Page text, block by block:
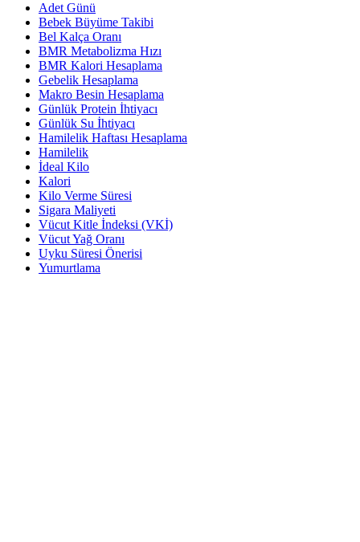
Adet Günü
Bebek Büyüme Takibi
Bel Kalça Oranı
BMR Metabolizma Hızı
BMR Kalori Hesaplama
Gebelik Hesaplama
Makro Besin Hesaplama
Günlük Protein İhtiyacı
Günlük Su İhtiyacı
Hamilelik Haftası Hesaplama
Hamilelik
İdeal Kilo
Kalori
Kilo Verme Süresi
Sigara Maliyeti
Vücut Kitle İndeksi (VKİ)
Vücut Yağ Oranı
Uyku Süresi Önerisi
Yumurtlama